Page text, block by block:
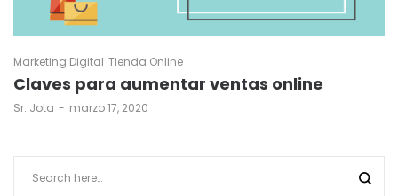
Marketing Digital Tienda Online
Claves para aumentar ventas online
by
Sr. Jota marzo 17, 2020